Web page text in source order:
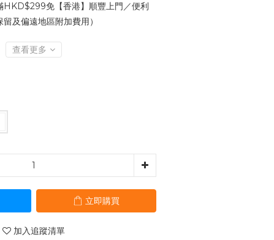
HKD$299免【香港】順豐上門／便利
及偏遠地區附加費用）
查看更多
立即購買
加入追蹤清單